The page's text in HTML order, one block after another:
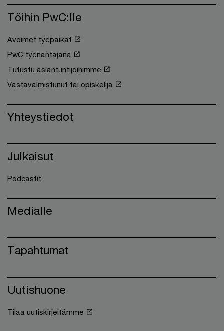
Töihin PwC:lle
Avoimet työpaikat
PwC työnantajana
Tutustu asiantuntijoihimme
Vastavalmistunut tai opiskelija
Yhteystiedot
Julkaisut
Podcastit
Medialle
Tapahtumat
Uutishuone
Tilaa uutiskirjeitämme